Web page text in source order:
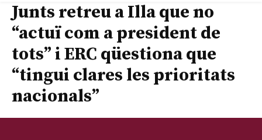
Junts retreu a Illa que no
“actuï com a president de
tots” i ERC qüestiona que
“tingui clares les prioritats
nacionals”